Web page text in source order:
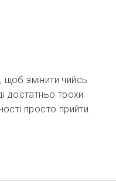
змінити чийсь
достатньо трохи
просто прийти.